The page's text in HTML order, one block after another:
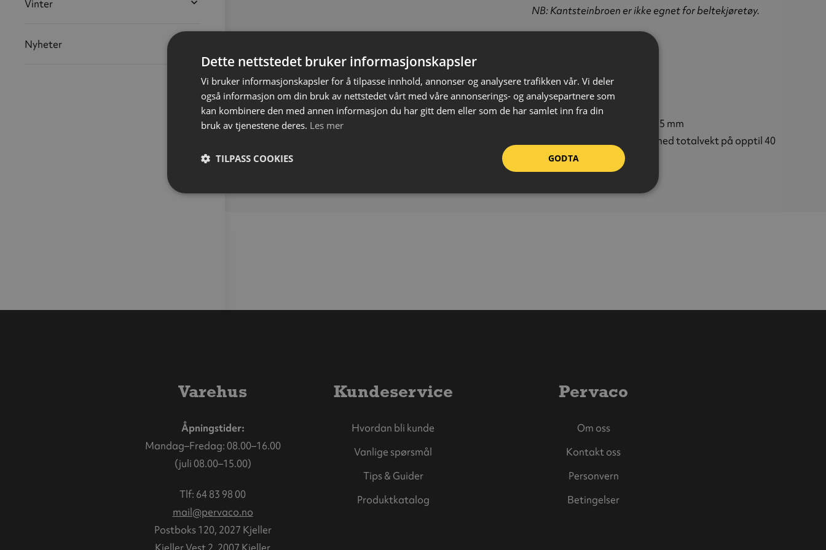
NB: Kantsteinbroen er ikke egnet for beltekjøretøy.
Lengde: 600 mm
Antall kanaler:2
Ø30 mm / Ø35 mm
Kjøretøy med totalvekt på opptil 40
tonn
Vekt:20 kg
Vinter
Nyheter
Varehus
Åpningstider:
Mandag–Fredag: 08.00–16.00
(juli 08.00–15.00)
Tlf: 64 83 98 00
mail@pervaco.no
Postboks 120, 2027 Kjeller
Kundeservice
Hvordan bli kunde
Vanlige spørsmål
Tips & Guider
Produktkatalog
Pervaco
Om oss
Kontakt oss
Personvern
Betingelser
Dette nettstedet bruker informasjonskapsler
Vi bruker informasjonskapsler for å tilpasse innhold, annonser og analysere trafikken vår. Vi deler
også informasjon om din bruk av nettstedet vårt med våre annonserings- og analysepartnere som
kan kombinere den med annen informasjon du har gitt dem eller som de har samlet inn fra din
bruk av tjenestene deres. Les mer
GODTA
TILPASS COOKIES